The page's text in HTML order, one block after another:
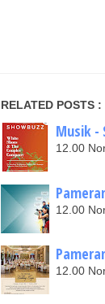
RELATED POSTS :
Musik -
12.00
12.00
12.00